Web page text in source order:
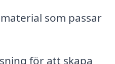
som passar
för att skapa